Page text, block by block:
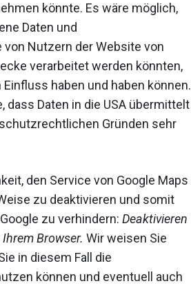
könnte. Es wäre möglich,
Daten und
Nutzern der Website von
verarbeitet werden könnten,
haben und haben können.
dass Daten in die USA übermittelt
Gründen sehr
den Service von Google Maps
zu deaktivieren und somit
zu verhindern: Deaktivieren
Browser. Wir weisen Sie
in diesem Fall die
können und eventuell auch